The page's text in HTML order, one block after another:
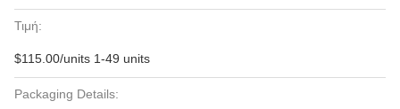
Τιμή:
$115.00/units 1-49 units
Packaging Details: